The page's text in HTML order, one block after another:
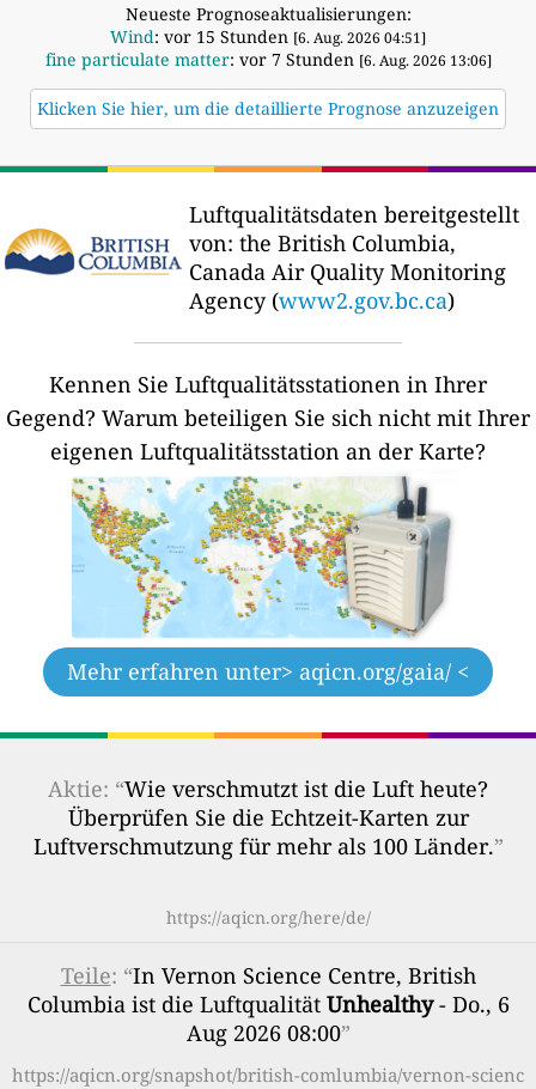
Neueste Prognoseaktualisierungen:
Wind: vor 15 Stunden [6. Aug. 2026 04:51]
fine particulate matter: vor 7 Stunden [6. Aug. 2026 13:06]
Klicken Sie hier, um die detaillierte Prognose anzuzeigen
Luftqualitätsdaten bereitgestellt
von: the British Columbia,
Canada Air Quality Monitoring
Agency (www2.gov.bc.ca)
Kennen Sie Luftqualitätsstationen in Ihrer
Gegend? Warum beteiligen Sie sich nicht mit Ihrer
eigenen Luftqualitätsstation an der Karte?
Mehr erfahren unter> aqicn.org/gaia/ <
Aktie: “Wie verschmutzt ist die Luft heute?
Überprüfen Sie die Echtzeit-Karten zur
Luftverschmutzung für mehr als 100 Länder.”
https://aqicn.org/here/de/
Teile: “In Vernon Science Centre, British
Columbia ist die Luftqualität Unhealthy- Do., 6
Aug 2026 08:00”
https://aqicn.org/snapshot/british-comlumbia/vernon-scienc